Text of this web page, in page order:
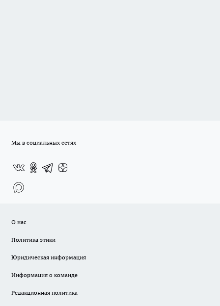
Мы в социальных сетях
О нас
Политика этики
Юридическая информация
Информация о команде
Редакционная политика